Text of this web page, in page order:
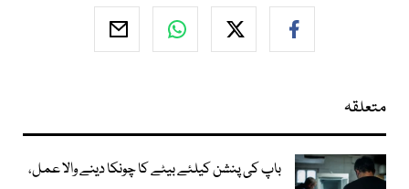
متعلقہ
باپ کی پنشن کیلئے بیٹے کا چونکا دینے والا عمل،